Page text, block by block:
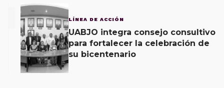
LÍNEA DE ACCIÓN
UABJO integra consejo consultivo
para fortalecer la celebración de
su bicentenario